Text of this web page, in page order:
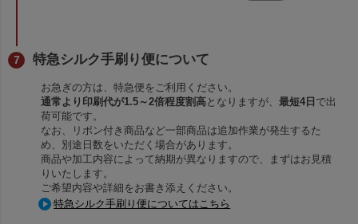
特急シルク手刷り便について
お急ぎの方は、特急便をご利用ください。
通常より印刷代が1.5～2倍程度割高となりますが、最短4日 で出
荷可能です。
なお、リボン付き商品など一部商品は追加作業が発生するた
め、別途日数をいただく場合があります。
商品や加工内容によって納期が異なりますので、まずはお見積
りいたします。
ご希望内容や詳細をお書き添えください。
特急シルク手刷り便についてはこちら